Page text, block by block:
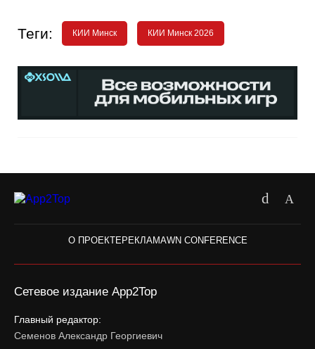
Теги: КИИ Минск КИИ Минск 2026
О ПРОЕКТЕРЕКЛАМАWN CONFERENCE
Сетевое издание App2Top
Главный редактор:
Семенов Александр Георгиевич